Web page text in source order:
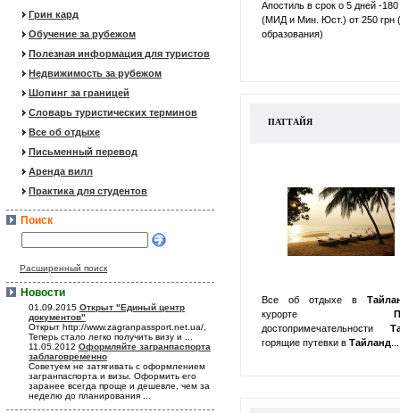
Грин кард
Обучение за рубежом
Полезная информация для туристов
Недвижимость за рубежом
Шопинг за границей
Словарь туристических терминов
Все об отдыхе
Письменный перевод
Аренда вилл
Практика для студентов
Поиск
Расширенный поиск
Новости
01.09.2015 Открыт "Единый центр
документов"
Открыт http://www.zagranpassport.net.ua/,
Теперь стало легко получить визу и ...
11.05.2012 Оформляйте загранпаспорта
заблаговременно
Советуем не затягивать с оформлением
загранпаспорта и визы. Оформить его
заранее всегда проще и дешевле, чем за
неделю до планирования ...
Апостиль в срок о 5 дней -180
(МИД и Мин. Юст.) от 250 грн
образования)
ПАТТАЙЯ
Все об отдыхе в
курорте
достопримечательности
горящие путевки в Тайланд